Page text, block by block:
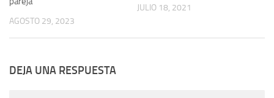
AGOSTO 29, 2023
JULIO 18, 2021
DEJA UNA RESPUESTA